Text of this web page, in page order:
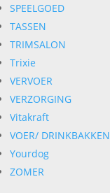
SPEELGOED
TASSEN
TRIMSALON
Trixie
VERVOER
VERZORGING
Vitakraft
VOER/ DRINKBAKKEN
Yourdog
ZOMER